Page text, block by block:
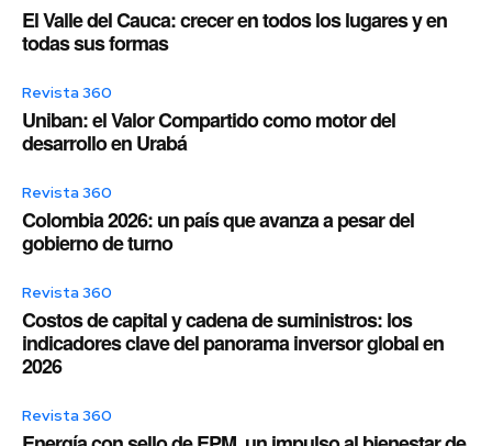
El Valle del Cauca: crecer en todos los lugares y en
todas sus formas
Revista 360
Uniban: el Valor Compartido como motor del
desarrollo en Urabá
Revista 360
Colombia 2026: un país que avanza a pesar del
gobierno de turno
Revista 360
Costos de capital y cadena de suministros: los
indicadores clave del panorama inversor global en
2026
Revista 360